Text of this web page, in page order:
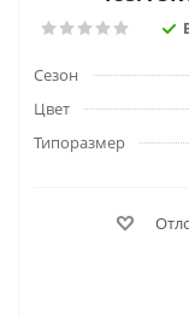
Сезон
Цвет
Типоразмер